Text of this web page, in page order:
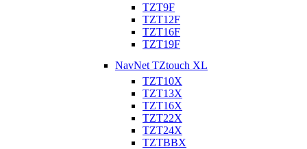
TZT9F
TZT12F
TZT16F
TZT19F
NavNet TZtouch XL
TZT10X
TZT13X
TZT16X
TZT22X
TZT24X
TZTBBX